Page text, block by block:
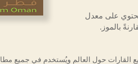
على معدل
بالموز.
القارات حول العالم ويُستخدم في جميع